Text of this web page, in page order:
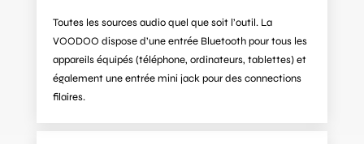
Toutes les sources audio quel que soit l’outil. La
VOODOO dispose d’une entrée Bluetooth pour tous les
appareils équipés (téléphone, ordinateurs, tablettes) et
également une entrée mini jack pour des connections
filaires.